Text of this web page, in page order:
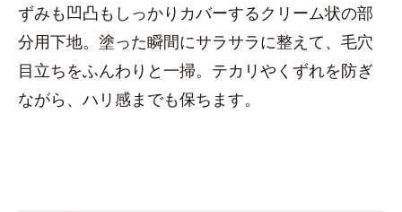
ずみも凹凸もしっかりカバーするクリーム状の部
分用下地。塗った瞬間にサラサラに整えて、毛穴
目立ちをふんわりと一掃。テカリやくずれを防ぎ
ながら、ハリ感までも保ちます。